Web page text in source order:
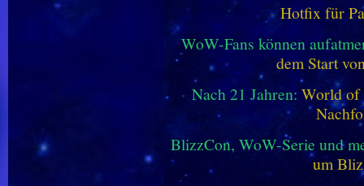
Hotfix für
WoW-Fans können
dem Start
Nach 21 Jahren: World of
BlizzCon, WoW-Serie und
um